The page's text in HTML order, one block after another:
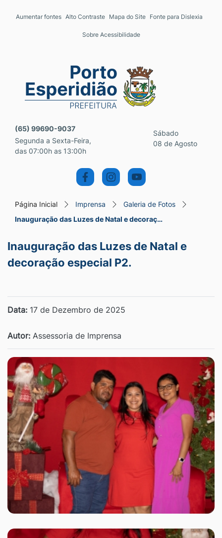
Seção de atalhos e links
Ir para a busca [alt+3]
Aumentar fontes Alto Contraste Mapa do Site Fonte para Dislexia
Sobre Acessibilidade
Seção do menu principal
(65) 99690-9037
Segunda a Sexta-Feira,
das 07:00h as 13:00h
Sábado
08 de Agosto
Página Inicial Imprensa
Galeria de Fotos
Inauguração das Luzes de Natal e decoraç…
Inauguração das Luzes de Natal e
decoração especial P2.
Data: 17 de Dezembro de 2025
Autor: Assessoria de Imprensa